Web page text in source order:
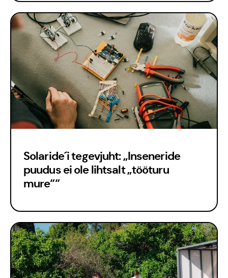
Solaride´i tegevjuht: „Inseneride
puudus ei ole lihtsalt „tööturu
mure““